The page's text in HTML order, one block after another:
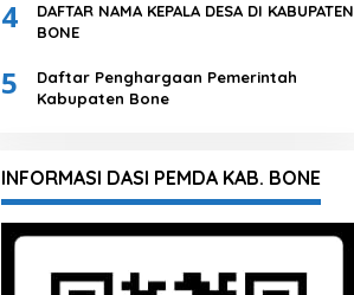
4
DAFTAR NAMA KEPALA DESA DI KABUPATEN
BONE
5
Daftar Penghargaan Pemerintah
Kabupaten Bone
INFORMASI DASI PEMDA KAB. BONE